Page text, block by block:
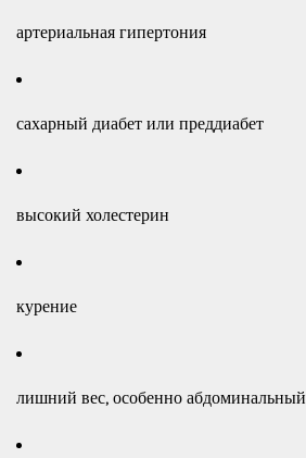
артериальная гипертония
сахарный диабет или преддиабет
высокий холестерин
курение
лишний вес, особенно абдоминальный